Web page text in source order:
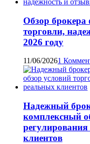
Обзор брокера
торговли,
2026 году
11/06/20261
Надежный
комплексный
клиентов